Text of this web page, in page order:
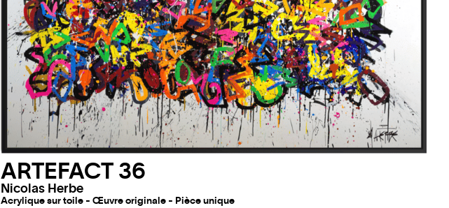
ARTEFACT 36
Nicolas Herbe
Acrylique sur toile - Œuvre originale - Pièce unique